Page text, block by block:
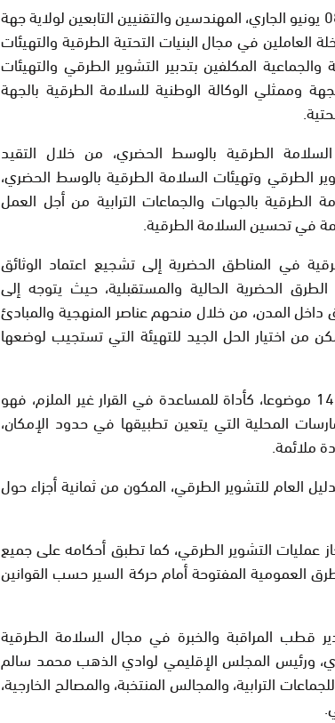
وتستهدف هذه الدورة، التي تمتد من 06 إلى 08 يونيو الجاري، المهندسين والتقنيين التابعين لولاية جهة
في مجال البنيات التحتية الطرقية والتهيئات
المكلفين بتدبير التشوير الطرقي والتهيئات
وممثلي الوكالة الوطنية للسلامة الطرقية بالجهة
الطرقية بالوسط الحضري، من خلال التقيد
الطرقي وتهيئات السلامة الطرقية بالوسط الحضري،
الطرقية بالجهات والجماعات الترابية من أجل العمل
في تحسين السلامة الطرقية.
في المناطق الحضرية إلى تشجيع اعتماد الوثائق
الحضرية الحالية والمستقبلية، حيث يتوجه إلى
داخل المدن، من خلال منحهم عناصر المنهجية والمبادئ
من اختيار الحل الجيد للتهيئة التي تستجيب لوضعها
وتم تصميم هذا الدليل المرجعي، الذي يشمل 14 موضوعا، كأداة للمساعدة في القرار غير الملزم، فهو
المحلية التي يتعين تطبيقها في حدود الإمكان،
ملائمة.
العام للتشوير الطرقي، المكون من ثمانية أجزاء حول
عمليات التشوير الطرقي، كما تطبق أحكامه على جميع
العمومية المفتوحة أمام حركة السير حسب القوانين
قطب المراقبة والخبرة في مجال السلامة الطرقية
ورئيس المجلس الإقليمي لوادي الذهب محمد سالم
الترابية، والمجالس المنتخبة، والمصالح الخارجية،